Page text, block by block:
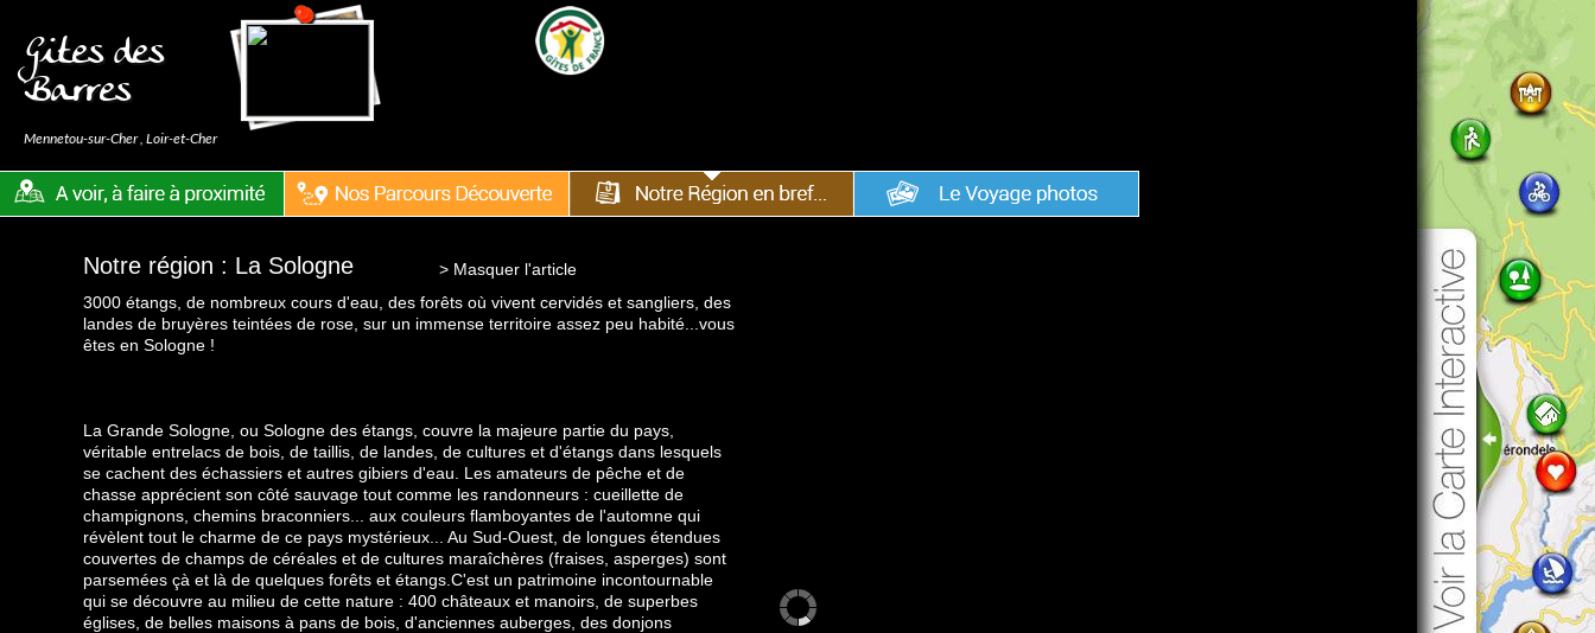
Gites des
Barres
Mennetou-sur-Cher, Loir-et-Cher
Notre région : La Sologne
> Masquer l'article
3000 étangs, de nombreux cours d'eau, des forêts où vivent cervidés et sangliers, des
landes de bruyères teintées de rose, sur un immense territoire assez peu habité...vous
êtes en Sologne !
La Grande Sologne, ou Sologne des étangs, couvre la majeure partie du pays,
véritable entrelacs de bois, de taillis, de landes, de cultures et d'étangs dans lesquels
se cachent des échassiers et autres gibiers d'eau. Les amateurs de pêche et de
chasse apprécient son côté sauvage tout comme les randonneurs : cueillette de
champignons, chemins braconniers... aux couleurs flamboyantes de l'automne qui
révèlent tout le charme de ce pays mystérieux... Au Sud-Ouest, de longues étendues
couvertes de champs de céréales et de cultures maraîchères (fraises, asperges) sont
parsemées çà et là de quelques forêts et étangs.C'est un patrimoine incontournable
qui se découvre au milieu de cette nature : 400 châteaux et manoirs, de superbes
églises, de belles maisons à pans de bois, d'anciennes auberges, des donjons